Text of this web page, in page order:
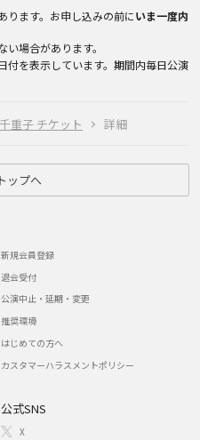
重子 チケット 詳細
ります。お申し込みの前にいま一度内
場合があります。
付を表示しています。期間内毎日公演
ップへ
新規会員登録
退会受付
公演中止・延期・変更
推奨環境
はじめての方へ
カスタマーハラスメントポリシー
公式SNS
X